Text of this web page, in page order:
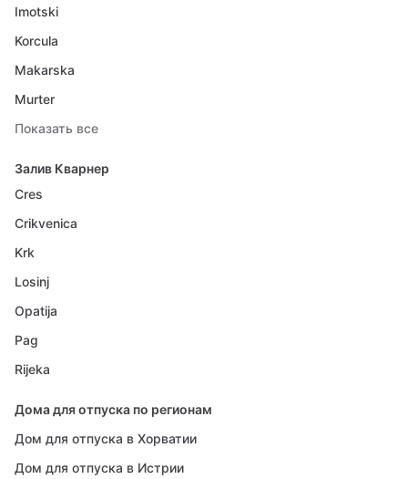
Imotski
Korcula
Makarska
Murter
Показать все
Залив Кварнер
Cres
Crikvenica
Krk
Losinj
Opatija
Pag
Rijeka
Дома для отпуска по регионам
Дом для отпуска в Хорватии
Дом для отпуска в Истрии